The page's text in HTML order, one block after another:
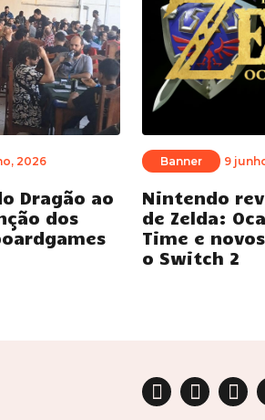
2026
Dragão ao
dos
Banner 9
Nintendo
de Zelda:
Time e
o Switch 2